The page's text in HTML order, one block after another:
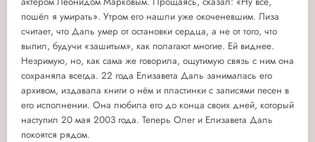
пошёл я умирать». Утром его нашли уже окоченевшим. Лиза
считает, что Даль умер от остановки сердца, а не от того, что
выпил, будучи «зашитым», как полагают многие. Ей виднее.
Незримую, но, как сама же говорила, ощутимую связь с ним она
сохраняла всегда. 22 года Елизавета Даль занималась его
архивом, издавала книги о нём и пластинки с записями песен в
его исполнении. Она любила его до конца своих дней, который
наступил 20 мая 2003 года. Теперь Олег и Елизавета Даль
покоятся рядом.